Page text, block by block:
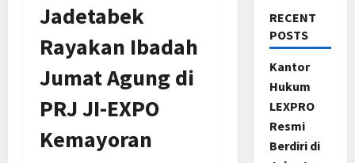
Jadetabek
Rayakan Ibadah
Jumat Agung di
PRJ JI-EXPO
Kemayoran
RECENT
POSTS
Kantor
Hukum
LEXPRO
Resmi
Berdiri di